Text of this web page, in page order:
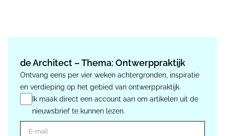
de Architect – Thema: Ontwerppraktijk
Ontvang eens per vier weken achtergronden, inspiratie
en verdieping op het gebied van ontwerppraktijk.
Ik maak direct een account aan om artikelen uit de
nieuwsbrief te kunnen lezen.
E-mail